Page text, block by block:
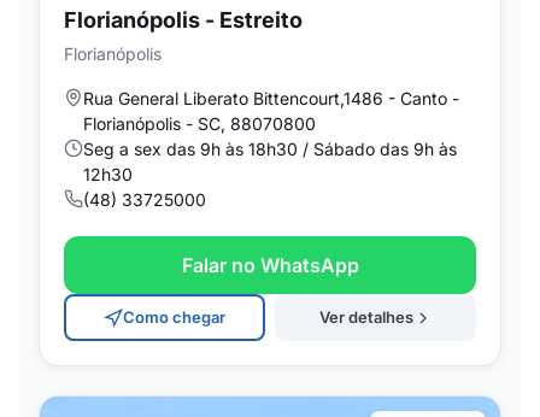
Florianópolis - Estreito
Florianópolis
Rua General Liberato Bittencourt,1486 - Canto -
Florianópolis - SC, 88070800
Seg a sex das 9h às 18h30 / Sábado das 9h às
12h30
(48) 33725000
Falar no WhatsApp
Como chegar Ver detalhes